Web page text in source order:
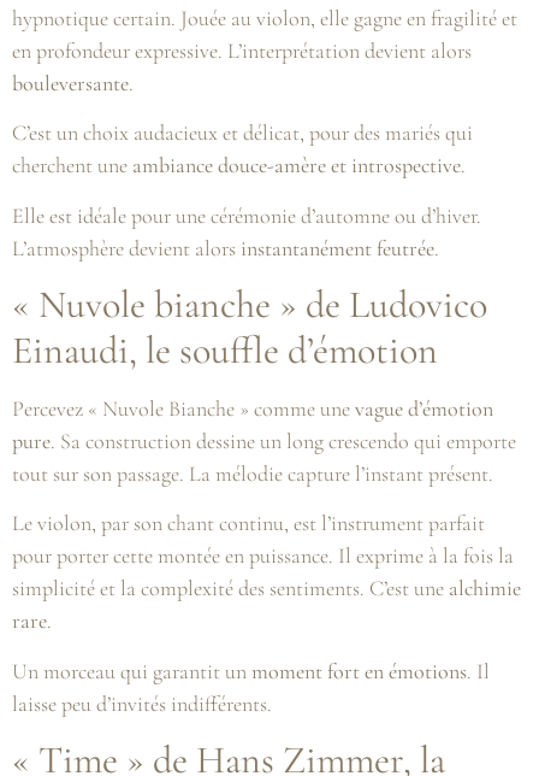
hypnotique certain. Jouée au violon, elle gagne en fragilité et
en profondeur expressive. L’interprétation devient alors
bouleversante.
C’est un choix audacieux et délicat, pour des mariés qui
cherchent une ambiance douce-amère et introspective.
Elle est idéale pour une cérémonie d’automne ou d’hiver.
L’atmosphère devient alors instantanément feutrée.
« Nuvole bianche » de Ludovico
Einaudi, le souffle d’émotion
Percevez « Nuvole Bianche » comme unevague d’émotion
pure. Sa construction dessine un long crescendo qui emporte
tout sur son passage. La mélodie capture l’instant présent.
Le violon, par son chant continu, est l’instrument parfait
pour porter cette montée en puissance. Il exprime à la fois la
simplicité et la complexité des sentiments. C’est une alchimie
rare.
Un morceau qui garantit unmoment fort en émotions. Il
laisse peu d’invités indifférents.
« Time » de Hans Zimmer, la